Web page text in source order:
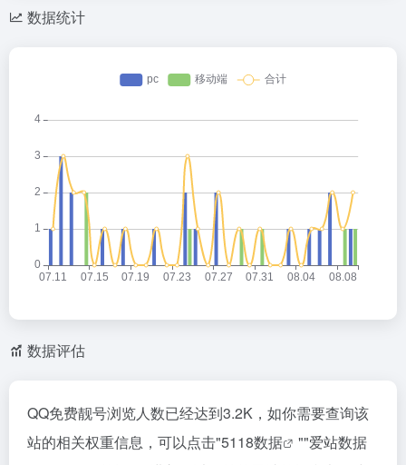
数据统计
数据评估
QQ免费靓号浏览人数已经达到3.2K，如你需要查询该
站的相关权重信息，可以点击"5118数据 ""爱站数据